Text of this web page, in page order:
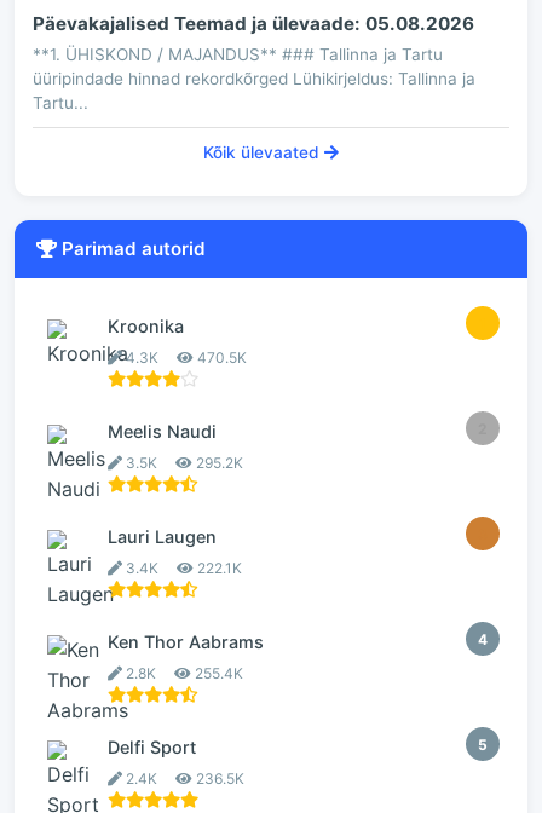
Päevakajalised Teemad ja ülevaade: 05.08.2026
**1. ÜHISKOND / MAJANDUS** ### Tallinna ja Tartu
üüripindade hinnad rekordkõrged Lühikirjeldus: Tallinna ja
Tartu...
Kõik ülevaated
Parimad autorid
Kroonika
4.3K 470.5K
Meelis Naudi
3.5K 295.2K
Lauri Laugen
3.4K 222.1K
4
Ken Thor Aabrams
2.8K 255.4K
5
Delfi Sport
2.4K 236.5K